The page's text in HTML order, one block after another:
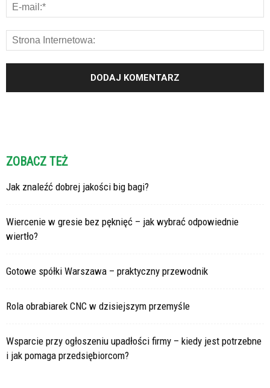
ZOBACZ TEŻ
Jak znaleźć dobrej jakości big bagi?
Wiercenie w gresie bez pęknięć – jak wybrać odpowiednie
wiertło?
Gotowe spółki Warszawa – praktyczny przewodnik
Rola obrabiarek CNC w dzisiejszym przemyśle
Wsparcie przy ogłoszeniu upadłości firmy – kiedy jest potrzebne
i jak pomaga przedsiębiorcom?